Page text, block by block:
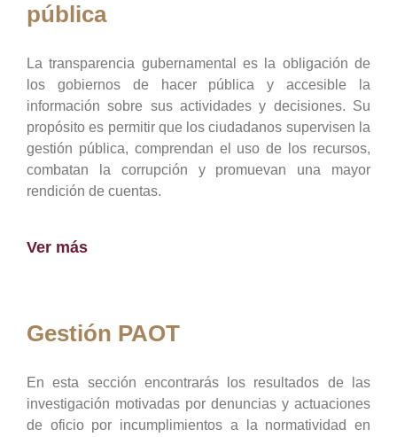
pública
La transparencia gubernamental es la obligación de
los gobiernos de hacer pública y accesible la
información sobre sus actividades y decisiones. Su
propósito es permitir que los ciudadanos supervisen la
gestión pública, comprendan el uso de los recursos,
combatan la corrupción y promuevan una mayor
rendición de cuentas.
Ver más
Gestión PAOT
En esta sección encontrarás los resultados de las
investigación motivadas por denuncias y actuaciones
de oficio por incumplimientos a la normatividad en